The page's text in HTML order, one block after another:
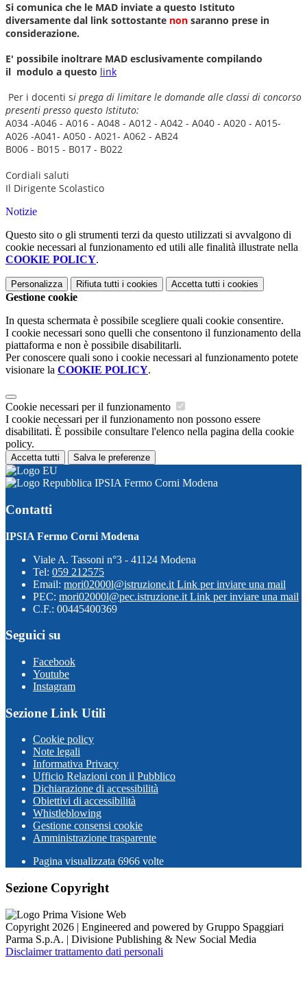
Si comunica che le MAD inviate a questo Istituto
diversamente dal link sottostante non saranno prese in
considerazione.
E' possibile inoltrare MAD esclusivamente compilando
il modulo a questo link
Per i docenti si prega di limitare le domande alle classi di concorso
presenti presso questo Istituto:
A034 -A046 - A016 - A048 - A012 - A042 - A040 - A020 - A015-
A026 -A041- A050 - A021- A062 - AB24
B006 - B015 - B017 - B022
Cordiali saluti
Il Dirigente Scolastico
Notizie
Questo sito o gli strumenti terzi da questo utilizzati si avvalgono di
cookie necessari al funzionamento ed utili alle finalità illustrate nella
COOKIE POLICY.
Personalizza Rifiuta tutti i cookies Accetta tutti i cookies
Gestione cookie
In questa schermata è possibile scegliere quali cookie consentire.
I cookie necessari sono quelli che consentono il funzionamento della
piattaforma e non è possibile disabilitarli.
Per conoscere quali sono i cookie necessari al funzionamento potete
visionare la COOKIE POLICY.
Cookie necessari per il funzionamento
I cookie necessari per il funzionamento non possono essere
disabilitati. È possibile consultare l'elenco nella pagina della cookie
policy.
Accetta tutti Salva le preferenze
IPSIA Fermo Corni Modena
Contatti
IPSIA Fermo Corni Modena
Viale A. Tassoni n°3 - 41124 Modena
Tel: 059 212575
Email: mori02000l@istruzione.it Link per inviare una mail
PEC: mori02000l@pec.istruzione.it Link per inviare una mail
C.F.: 00445400369
Seguici su
Facebook
Youtube
Instagram
Sezione Link Utili
Cookie policy
Note legali
Informativa Privacy
Ufficio Relazioni con il Pubblico
Dichiarazione di accessibilità
Obiettivi di accessibilità
Whistleblowing
Gestione consensi cookie
Amministrazione trasparente
Pagina visualizzata 6966 volte
Sezione Copyright
Copyright 2026 | Engineered and powered by Gruppo Spaggiari
Parma S.p.A. | Divisione Publishing & New Social Media
Disclaimer trattamento dati personali